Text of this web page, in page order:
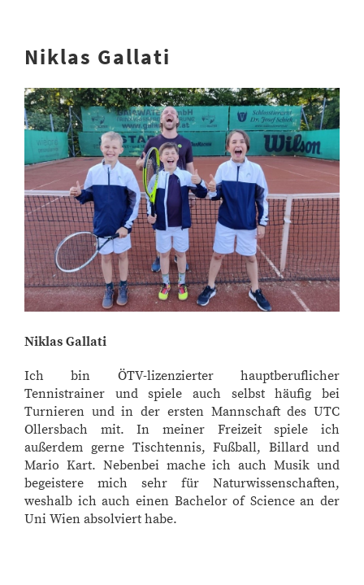
Niklas Gallati
Niklas Gallati
Ich bin ÖTV-lizenzierter hauptberuflicher
Tennistrainer und spiele auch selbst häufig bei
Turnieren und in der ersten Mannschaft des UTC
Ollersbach mit. In meiner Freizeit spiele ich
außerdem gerne Tischtennis, Fußball, Billard und
Mario Kart. Nebenbei mache ich auch Musik und
begeistere mich sehr für Naturwissenschaften,
weshalb ich auch einen Bachelor of Science an der
Uni Wien absolviert habe.